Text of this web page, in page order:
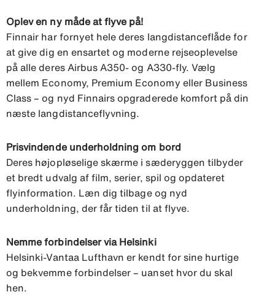
Oplev en ny måde at flyve på!
Finnair har fornyet hele deres langdistanceflåde for
at give dig en ensartet og moderne rejseoplevelse
på alle deres Airbus A350- og A330-fly. Vælg
mellem Economy, Premium Economy eller Business
Class – og nyd Finnairs opgraderede komfort på din
næste langdistanceflyvning.
Prisvindende underholdning om bord
Deres højopløselige skærme i sæderyggen tilbyder
et bredt udvalg af film, serier, spil og opdateret
flyinformation. Læn dig tilbage og nyd
underholdning, der får tiden til at flyve.
Nemme forbindelser via Helsinki
Helsinki-Vantaa Lufthavn er kendt for sine hurtige
og bekvemme forbindelser – uanset hvor du skal
hen.